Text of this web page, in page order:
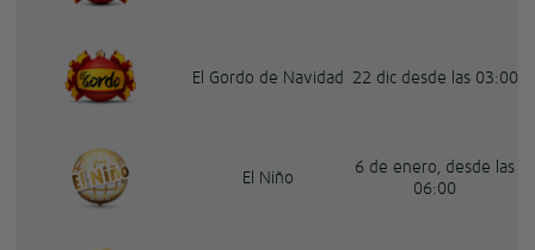
El Gordo de Navidad 22 dic desde las 03:00
El Niño
6 de enero, desde las
06:00